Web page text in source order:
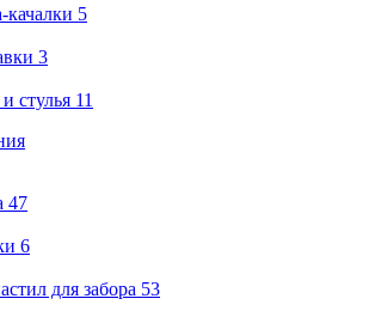
качалки 5
3
стулья 11
47
6
для забора 53